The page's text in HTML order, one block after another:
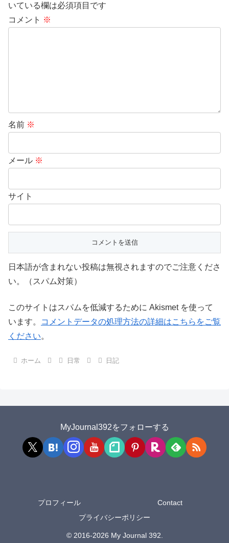
いている欄は必須項目です
コメント ※
名前 ※
メール ※
サイト
日本語が含まれない投稿は無視されますのでご注意くださ
い。（スパム対策）
このサイトはスパムを低減するために Akismet を使って
います。
コメントデータの処理方法の詳細はこちらをご覧
ください。
ホーム 日常 日記
MyJournal392をフォローする
プロフィール
Contact
プライバシーポリシー
© 2016-2026 My Journal 392.